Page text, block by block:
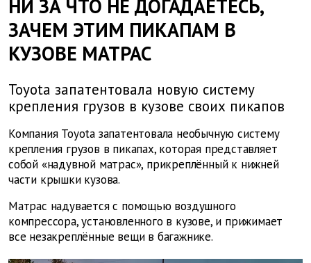
НИ ЗА ЧТО НЕ ДОГАДАЕТЕСЬ,
ЗАЧЕМ ЭТИМ ПИКАПАМ В
КУЗОВЕ МАТРАС
Toyota запатентовала новую систему
крепления грузов в кузове своих пикапов
Компания Toyota запатентовала необычную систему
крепления грузов в пикапах, которая представляет
собой «надувной матрас», прикреплённый к нижней
части крышки кузова.
Матрас надувается с помощью воздушного
компрессора, установленного в кузове, и прижимает
все незакреплённые вещи в багажнике.